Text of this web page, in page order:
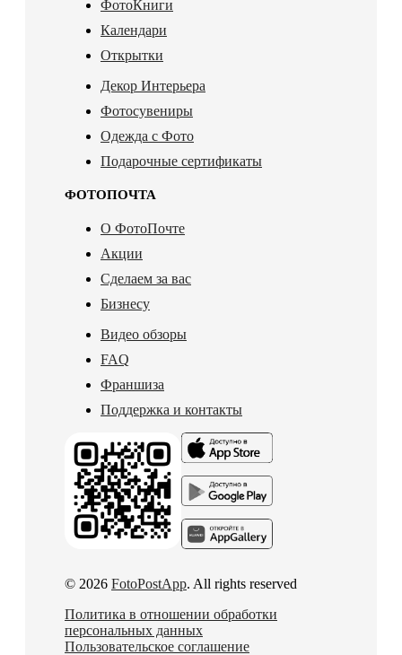
ФотоКниги
Календари
Открытки
Декор Интерьера
Фотосувениры
Одежда с Фото
Подарочные сертификаты
ФОТОПОЧТА
О ФотоПочте
Акции
Сделаем за вас
Бизнесу
Видео обзоры
FAQ
Франшиза
Поддержка и контакты
© 2026 FotoPostApp. All rights reserved
Политика в отношении обработки
персональных данных
Пользовательское соглашение